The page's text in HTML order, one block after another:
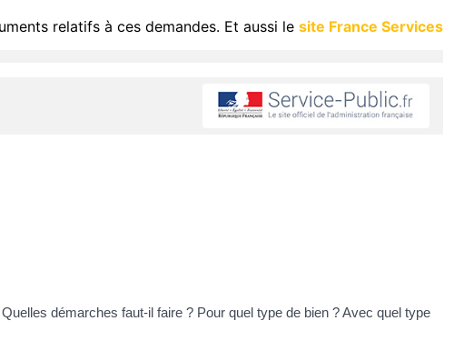
relatifs à ces demandes. Et aussi le site France Services
démarches faut-il faire ? Pour quel type de bien ? Avec quel type